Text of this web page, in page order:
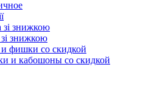
зі знижкою
зі знижкою
фишки со скидкой
и кабошоны со скидкой